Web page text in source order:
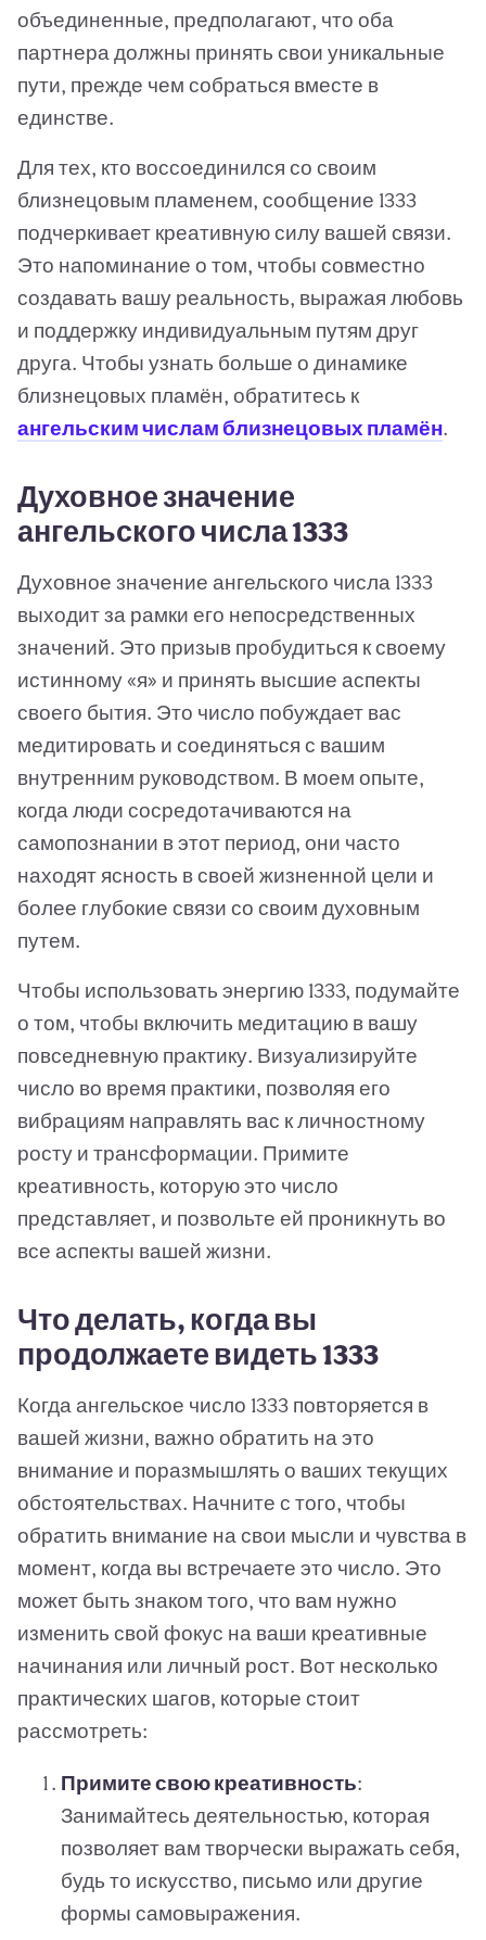
объединенные, предполагают, что оба
партнера должны принять свои уникальные
пути, прежде чем собраться вместе в
единстве.
Для тех, кто воссоединился со своим
близнецовым пламенем, сообщение 1333
подчеркивает креативную силу вашей связи.
Это напоминание о том, чтобы совместно
создавать вашу реальность, выражая любовь
и поддержку индивидуальным путям друг
друга. Чтобы узнать больше о динамике
близнецовых пламён, обратитесь к
ангельским числам близнецовых пламён.
Духовное значение
ангельского числа 1333
Духовное значение ангельского числа 1333
выходит за рамки его непосредственных
значений. Это призыв пробудиться к своему
истинному «я» и принять высшие аспекты
своего бытия. Это число побуждает вас
медитировать и соединяться с вашим
внутренним руководством. В моем опыте,
когда люди сосредотачиваются на
самопознании в этот период, они часто
находят ясность в своей жизненной цели и
более глубокие связи со своим духовным
путем.
Чтобы использовать энергию 1333, подумайте
о том, чтобы включить медитацию в вашу
повседневную практику. Визуализируйте
число во время практики, позволяя его
вибрациям направлять вас к личностному
росту и трансформации. Примите
креативность, которую это число
представляет, и позвольте ей проникнуть во
все аспекты вашей жизни.
Что делать, когда вы
продолжаете видеть 1333
Когда ангельское число 1333 повторяется в
вашей жизни, важно обратить на это
внимание и поразмышлять о ваших текущих
обстоятельствах. Начните с того, чтобы
обратить внимание на свои мысли и чувства в
момент, когда вы встречаете это число. Это
может быть знаком того, что вам нужно
изменить свой фокус на ваши креативные
начинания или личный рост. Вот несколько
практических шагов, которые стоит
рассмотреть:
Примите свою креативность:
Занимайтесь деятельностью, которая
позволяет вам творчески выражать себя,
будь то искусство, письмо или другие
формы самовыражения.